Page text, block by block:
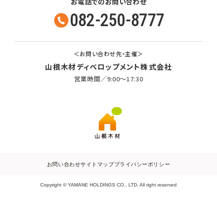
082-250-8777
＜お問い合わせ先・主催＞
山根木材ディベロップメント株式会社
営業時間／9:00～17:30
お問い合わせサイトマッププライバシーポリシー
Copyright © YAMANE HOLDINGS CO., LTD. All right reserved